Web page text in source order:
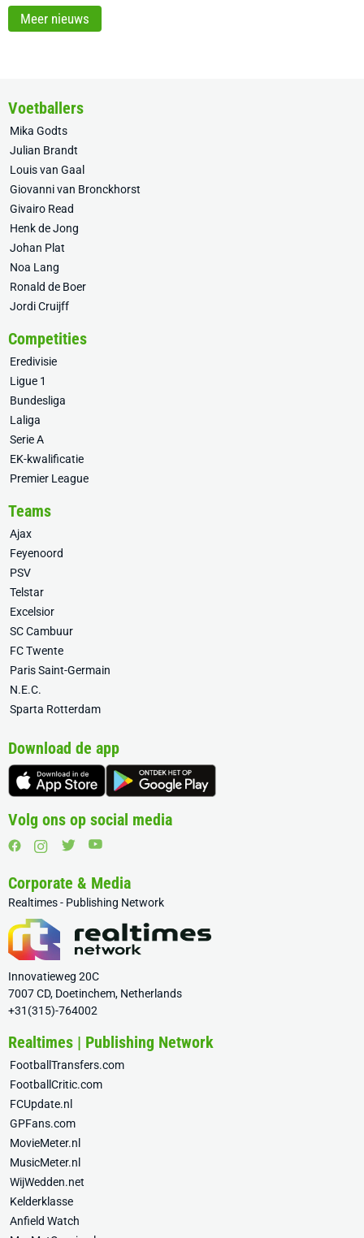
Meer nieuws
Voetballers
Mika Godts
Julian Brandt
Louis van Gaal
Giovanni van Bronckhorst
Givairo Read
Henk de Jong
Johan Plat
Noa Lang
Ronald de Boer
Jordi Cruijff
Competities
Eredivisie
Ligue 1
Bundesliga
Laliga
Serie A
EK-kwalificatie
Premier League
Teams
Ajax
Feyenoord
PSV
Telstar
Excelsior
SC Cambuur
FC Twente
Paris Saint-Germain
N.E.C.
Sparta Rotterdam
Download de app
Volg ons op social media
Corporate & Media
Realtimes - Publishing Network
Innovatieweg 20C
7007 CD, Doetinchem, Netherlands
+31(315)-764002
Realtimes | Publishing Network
FootballTransfers.com
FootballCritic.com
FCUpdate.nl
GPFans.com
MovieMeter.nl
MusicMeter.nl
WijWedden.net
Kelderklasse
Anfield Watch